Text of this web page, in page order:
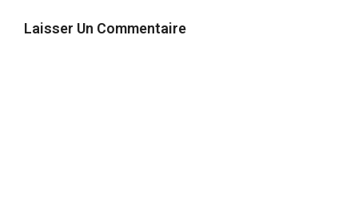
Laisser Un Commentaire